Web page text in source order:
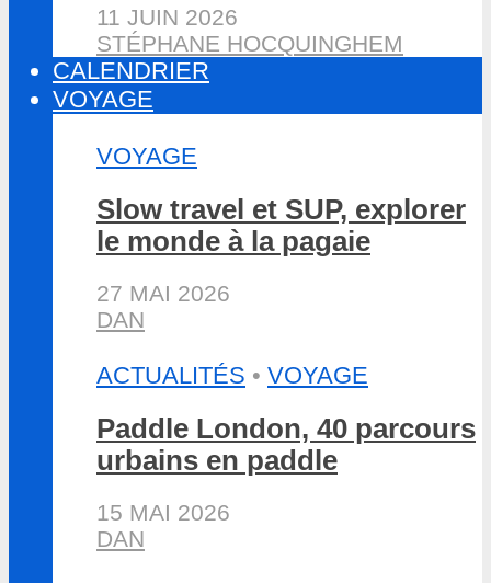
11 JUIN 2026
STÉPHANE HOCQUINGHEM
CALENDRIER
VOYAGE
VOYAGE
Slow travel et SUP, explorer
le monde à la pagaie
27 MAI 2026
DAN
ACTUALITÉS • VOYAGE
Paddle London, 40 parcours
urbains en paddle
15 MAI 2026
DAN